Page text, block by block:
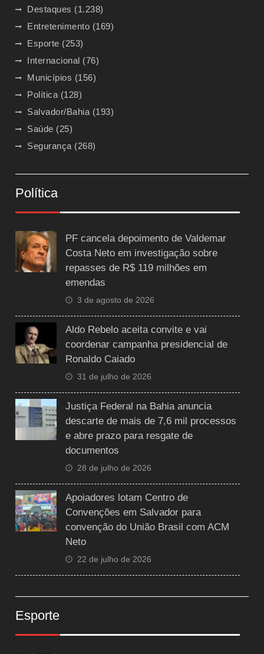
Destaques (1.238)
Entretenimento (169)
Esporte (253)
Internacional (76)
Municípios (156)
Política (128)
Salvador/Bahia (193)
Saúde (25)
Segurança (268)
Política
PF cancela depoimento de Valdemar
Costa Neto em investigação sobre
repasses de R$ 119 milhões em
emendas
3 de agosto de 2026
Aldo Rebelo aceita convite e vai
coordenar campanha presidencial de
Ronaldo Caiado
31 de julho de 2026
Justiça Federal na Bahia anuncia
descarte de mais de 7,6 mil processos
e abre prazo para resgate de
documentos
28 de julho de 2026
Apoiadores lotam Centro de
Convenções em Salvador para
convenção do União Brasil com ACM
Neto
22 de julho de 2026
Esporte